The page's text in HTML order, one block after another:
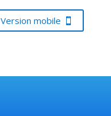
Version mobile